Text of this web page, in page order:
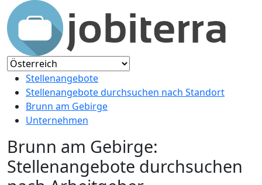
Stellenangebote
Stellenangebote durchsuchen nach Standort
Brunn am Gebirge
Unternehmen
Brunn am Gebirge:
Stellenangebote durchsuchen